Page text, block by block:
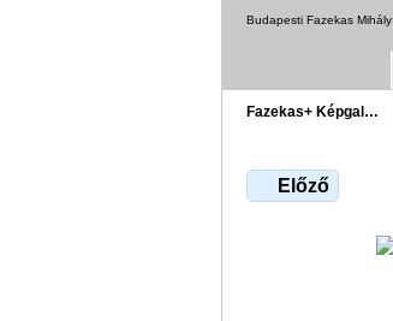
Budapesti Fazekas
Fazekas+ Képgal…
Előző